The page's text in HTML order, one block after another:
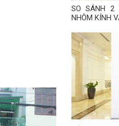
SO SÁNH 2
NHÔM KÍNH